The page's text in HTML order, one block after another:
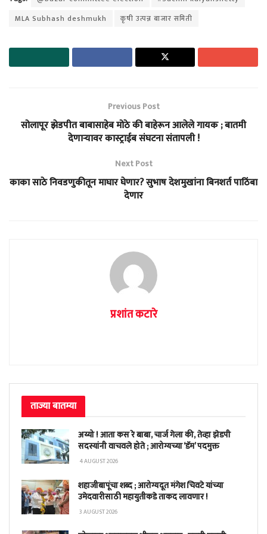
MLA Subhash deshmukh
कृषी उत्पन्न बाजार समिती
Previous Post
सोलापूर झेडपीत बाबासाहेब मोठे की बाहेरून आलेले गायक ; बातमी
देणाऱ्यावर कास्ट्राईब संघटना संतापली !
Next Post
काका साठे निवडणुकीतून माघार घेणार? सुभाष देशमुखांना बिनशर्त पाठिंबा
देणार
प्रशांत कटारे
ताज्या बातम्या
अय्यो ! आता कस रे बाबा, चार्ज गेला की, तेव्हा झेडपी
सदस्यांनी वाचवले होते ; आरोग्यच्या ‘डॅम’ पदमुक्त
4 AUGUST 2026
शहाजीबापूंचा शब्द ; आरोग्यदूत मंगेश चिवटे यांच्या
उमेदवारीसाठी महायुतीकडे ताकद लावणार !
3 AUGUST 2026